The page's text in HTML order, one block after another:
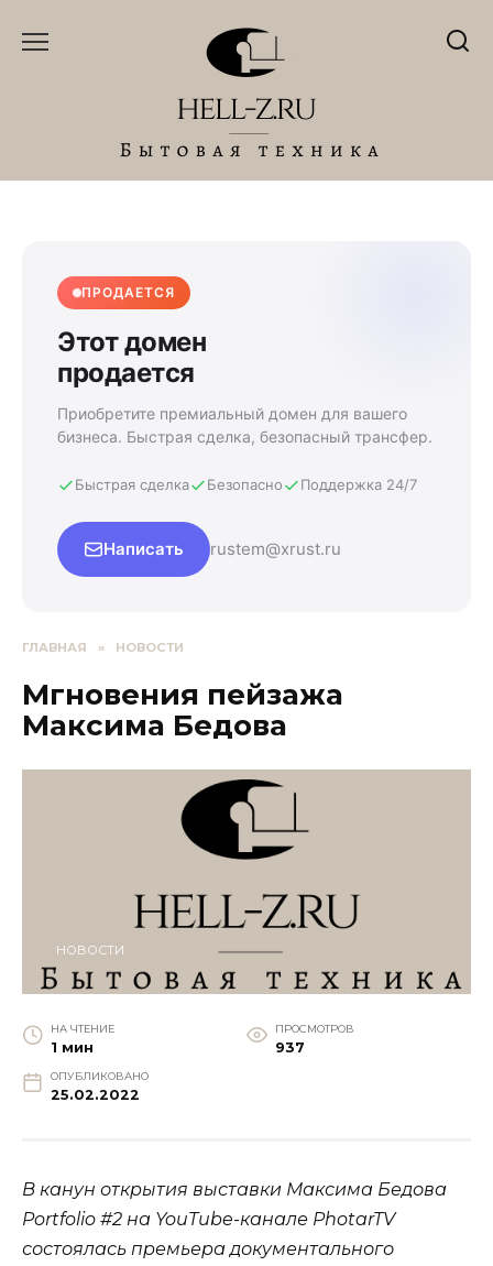
ПРОДАЕТСЯ
Этот домен
продается
Приобретите премиальный домен для вашего
бизнеса. Быстрая сделка, безопасный трансфер.
Быстрая сделка Безопасно Поддержка 24/7
Написать rustem@xrust.ru
ГЛАВНАЯ » НОВОСТИ
Мгновения пейзажа
Максима Бедова
НОВОСТИ
НА ЧТЕНИЕ
1 мин
ПРОСМОТРОВ
937
ОПУБЛИКОВАНО
25.02.2022
В канун открытия выставки Максима Бедова
Portfolio #2 на YouTube-канале PhotarTV
состоялась премьера документального